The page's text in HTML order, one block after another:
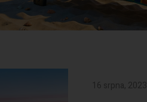
16 srpna, 2023